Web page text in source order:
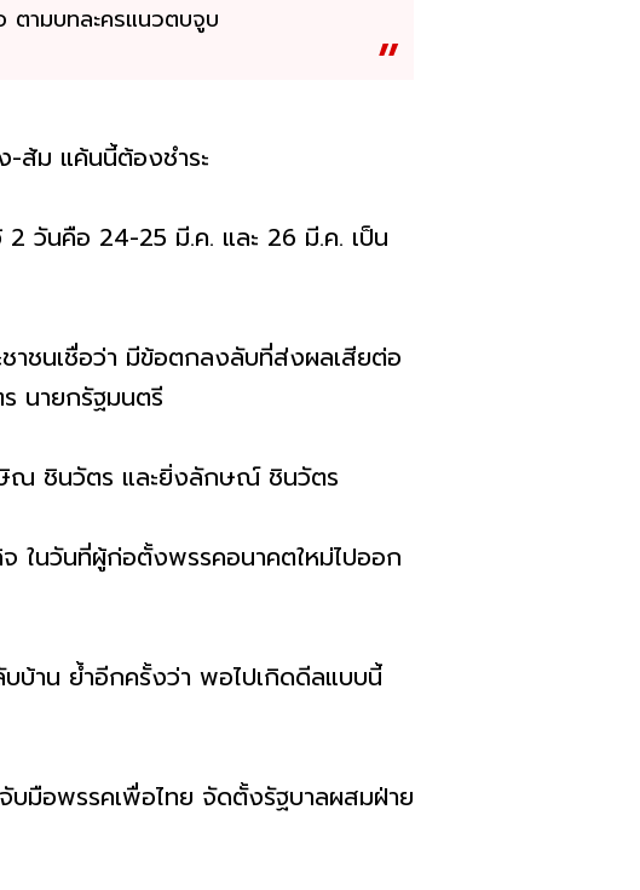
ามบทละครแนวตบจูบ
ส้ม แค้นนี้ต้องชำระ
2 วันคือ 24-25 มี.ค. และ 26 มี.ค. เป็น
ชาชนเชื่อว่า มีข้อตกลงลับที่ส่งผลเสียต่อ
นายกรัฐมนตรี
ณ ชินวัตร และยิ่งลักษณ์ ชินวัตร
ในวันที่ผู้ก่อตั้งพรรคอนาคตใหม่ไปออก
บ้าน ย้ำอีกครั้งว่า พอไปเกิดดีลแบบนี้
บมือพรรคเพื่อไทย จัดตั้งรัฐบาลผสมฝ่าย